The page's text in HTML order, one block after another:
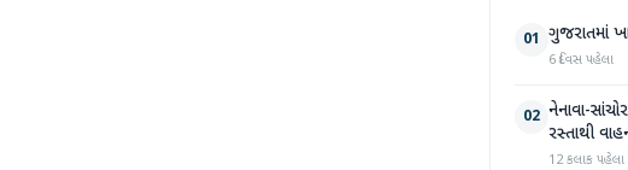
01 ગુજરાતમાં
6 દિવસ પહેલા
02 નેનાવા-
રસ્તાથી
12 કલાક પહેલા